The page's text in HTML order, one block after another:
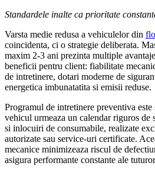
Standardele inalte ca prioritate
Varsta medie redusa a vehiculelor din
coincidenta, ci o strategie deliberata.
maxim 2-3 ani prezinta multiple
beneficii pentru client: fiabilitate
de intretinere, dotari moderne de
energetica imbunatatita si emisii reduse.
Programul de intretinere preventiva
vehicul urmeaza un calendar riguros
si inlocuiri de consumabile, realizate
autorizate sau service-uri certificate.
mecanice minimizeaza riscul de
asigura performante constante ale